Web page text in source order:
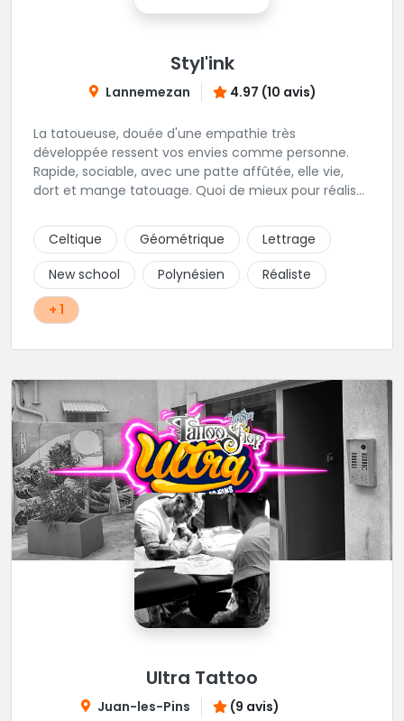
Styl'ink
Lannemezan 4.97 (10 avis)
La tatoueuse, douée d'une empathie très
développée ressent vos envies comme personne.
Rapide, sociable, avec une patte affûtée, elle vie,
dort et mange tatouage. Quoi de mieux pour réaliser
Celtique
Géométrique
Lettrage
New school
Polynésien
Réaliste
+ 1
Ultra Tattoo
Juan-les-Pins (9 avis)